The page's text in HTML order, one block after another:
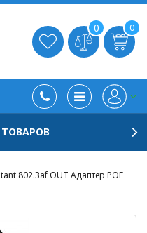
0 0
802.3af OUT Адаптер POE